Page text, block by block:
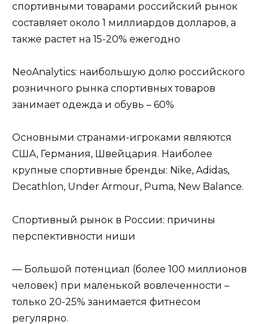
спортивными товарами российский рынок
составляет около 1 миллиардов долларов, а
также растет на 15-20% ежегодно
NeoAnalytics: наибольшую долю российского
розничного рынка спортивных товаров
занимает одежда и обувь – 60%
Основными странами-игроками являются
США, Германия, Швейцария. Наиболее
крупные спортивные бренды: Nike, Adidas,
Decathlon, Under Armour, Puma, New Balance.
Спортивный рынок в России: причины
перспективности ниши
— Большой потенциал (более 100 миллионов
человек) при маленькой вовлеченности –
только 20-25% занимается фитнесом
регулярно.